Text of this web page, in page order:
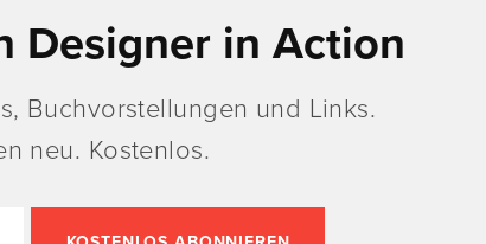
Designer in Action
Buchvorstellungen und Links.
neu. Kostenlos.